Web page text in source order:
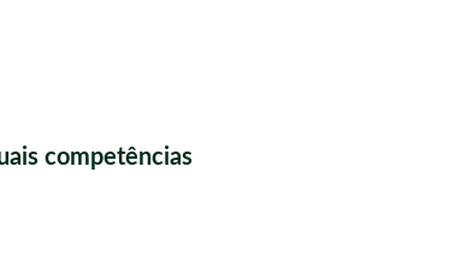
competências